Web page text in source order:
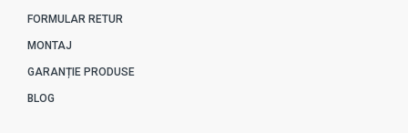
FORMULAR RETUR
MONTAJ
GARANȚIE PRODUSE
BLOG